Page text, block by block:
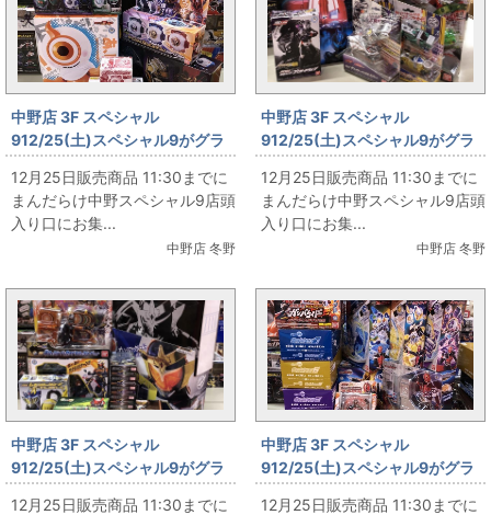
中野店 3F スペシャル
912/25(土)スペシャル9がグラ
ンドオープン‼ その24
12月25日販売商品 11:30までに
まんだらけ中野スペシャル9店頭
入り口にお集...
中野店 冬野
中野店 3F スペシャル
912/25(土)スペシャル9がグラ
ンドオープン‼ その23
12月25日販売商品 11:30までに
まんだらけ中野スペシャル9店頭
入り口にお集...
中野店 冬野
中野店 3F スペシャル
912/25(土)スペシャル9がグラ
ンドオープン‼ その22
12月25日販売商品 11:30までに
中野店 3F スペシャル
912/25(土)スペシャル9がグラ
ンドオープン‼ その21
12月25日販売商品 11:30までに